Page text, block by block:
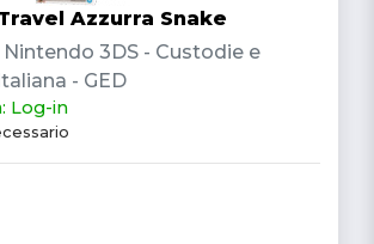
Azzurra Snake
3DS - Custodie e
- GED
Log-in